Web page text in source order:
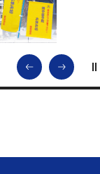
前のスラ
次の